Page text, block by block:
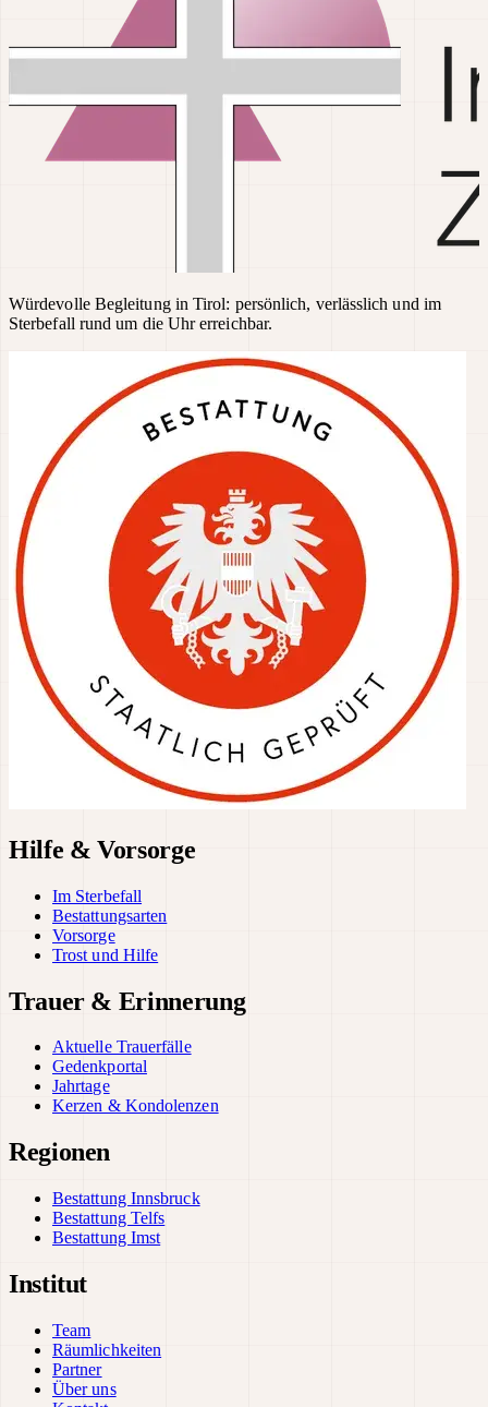
Würdevolle Begleitung in Tirol: persönlich, verlässlich und im
Sterbefall rund um die Uhr erreichbar.
Hilfe & Vorsorge
Im Sterbefall
Bestattungsarten
Vorsorge
Trost und Hilfe
Trauer & Erinnerung
Aktuelle Trauerfälle
Gedenkportal
Jahrtage
Kerzen & Kondolenzen
Regionen
Bestattung Innsbruck
Bestattung Telfs
Bestattung Imst
Institut
Team
Räumlichkeiten
Partner
Über uns